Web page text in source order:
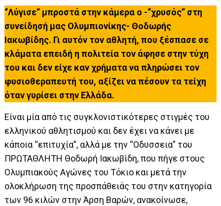
“Λύγισε” μπροστά στην κάμερα ο -“χρυσός” στη
συνείδησή μας Oλυμπιονίκης- Θοδωρής
Ιακωβίδης. Γι αυτόν τον αθλητή, που ξέσπασε σε
κλάματα επειδή η πολιτεία τον άφησε στην τύχη
του και δεν είχε καν χρήματα να πληρώσει τον
φυσιοθεραπευτή του, αξίζει να πέσουν τα τείχη
όταν γυρίσει στην Ελλάδα.
Είναι μία από τις συγκλονιστικότερες στιγμές του
ελληνικού αθλητισμού και δεν έχει να κάνει με
κάποια “επιτυχία”, αλλά με την “Οδυσσεια” του
ΠΡΩΤΑΘΛΗΤΗ Θοδωρή Ιακωβίδη, που πήγε στους
Ολυμπιακούς Αγώνες του Τόκιο και μετά την
ολοκλήρωση της προσπάθειάς του στην κατηγορία
των 96 κιλών στην Άρση Βαρών, ανακοίνωσε,